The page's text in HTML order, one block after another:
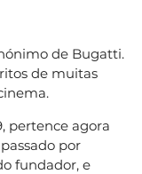
de Bugatti.
de muitas
pertence agora
por
fundador, e